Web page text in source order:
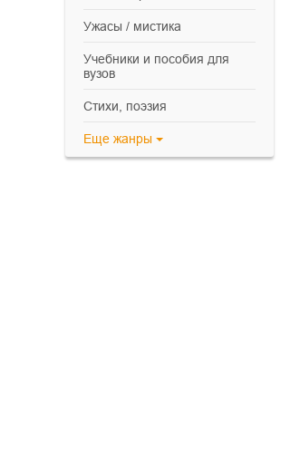
ужасы / мистика
учебники и пособия для
вузов
cтихи, поэзия
Еще жанры